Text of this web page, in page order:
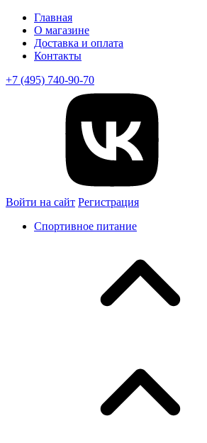
Главная
О магазине
Доставка и оплата
Контакты
+7 (495) 740-90-70
Войти на сайт Регистрация
Спортивное питание